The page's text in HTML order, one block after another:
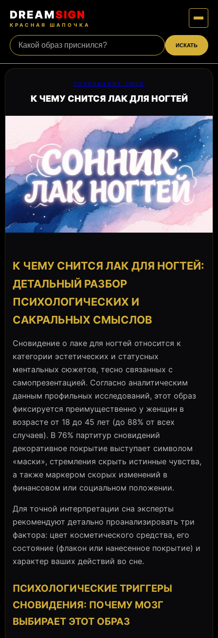
DREAMSIGN
КРАСНАЯ ШАПОЧКА
ИСКАТЬ
ТОЛКОВАНИЕ СНОВ
К ЧЕМУ СНИТСЯ ЛАК ДЛЯ НОГТЕЙ
К ЧЕМУ СНИТСЯ ЛАК ДЛЯ НОГТЕЙ:
ДЕТАЛЬНЫЙ РАЗБОР
ПСИХОЛОГИЧЕСКИХ И
САКРАЛЬНЫХ СМЫСЛОВ
Сновидение о лаке для ногтей относится к
категории эстетических и статусных
ментальных сюжетов, тесно связанных с
самопрезентацией. Согласно аналитическим
данным профильных исследований, этот образ
фиксируется преимущественно у женщин в
возрасте от 18 до 45 лет (до 88% от всех
случаев). В 76% партитур сновидений
декоративное покрытие выступает символом
«маски», стремления скрыть истинные чувства,
а также маркером скорых изменений в
финансовом или социальном положении.
Для точной интерпретации сна эксперты
рекомендуют детально проанализировать три
фактора: цвет косметического средства, его
состояние (флакон или нанесенное покрытие) и
характер ваших действий во сне.
ПСИХОЛОГИЧЕСКИЕ ТРИГГЕРЫ
СНОВИДЕНИЯ: ПОЧЕМУ МОЗГ
ВЫБИРАЕТ ЭТОТ ОБРАЗ